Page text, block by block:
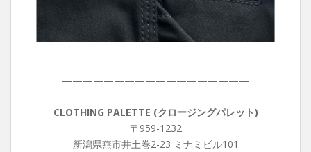
——————————————————
CLOTHING PALETTE (クロージングパレット)
〒959-1232
新潟県燕市井土巻2-23 ミナミビル101